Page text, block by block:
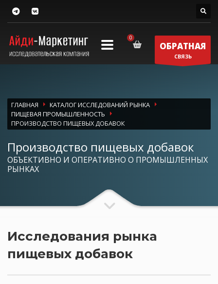
ОБРАТНАЯ
СВЯЗЬ
ГЛАВНАЯ
КАТАЛОГ ИССЛЕДОВАНИЙ РЫНКА
ПИЩЕВАЯ ПРОМЫШЛЕННОСТЬ
ПРОИЗВОДСТВО ПИЩЕВЫХ ДОБАВОК
Производство пищевых добавок
ОБЪЕКТИВНО И ОПЕРАТИВНО О ПРОМЫШЛЕННЫХ
РЫНКАХ
Исследования рынка
пищевых добавок